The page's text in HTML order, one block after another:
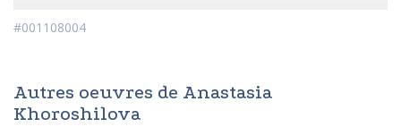
#001108004
Autres oeuvres de Anastasia
Khoroshilova